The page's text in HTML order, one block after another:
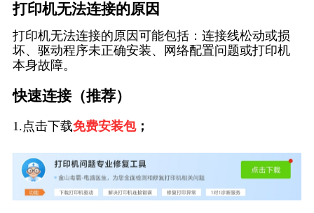
打印机无法连接的原因
打印机无法连接的原因可能包括：连接线松动或损
坏、驱动程序未正确安装、网络配置问题或打印机
本身故障。
快速连接（推荐）
1.点击下载免费安装包；